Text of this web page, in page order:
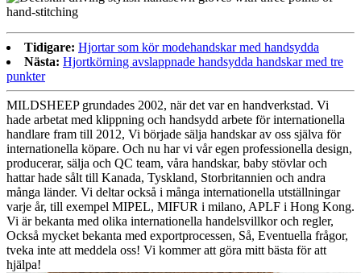
Tidigare: Hjortar som kör modehandskar med handsydda
Nästa: Hjortkörning avslappnade handsydda handskar med tre
punkter
MILDSHEEP grundades 2002, när det var en handverkstad. Vi
hade arbetat med klippning och handsydd arbete för internationella
handlare fram till 2012, Vi började sälja handskar av oss själva för
internationella köpare. Och nu har vi vår egen professionella design,
producerar, sälja och QC team, våra handskar, baby stövlar och
hattar hade sålt till Kanada, Tyskland, Storbritannien och andra
många länder. Vi deltar också i många internationella utställningar
varje år, till exempel MIPEL, MIFUR i milano, APLF i Hong Kong.
Vi är bekanta med olika internationella handelsvillkor och regler,
Också mycket bekanta med exportprocessen, Så, Eventuella frågor,
tveka inte att meddela oss! Vi kommer att göra mitt bästa för att
hjälpa!